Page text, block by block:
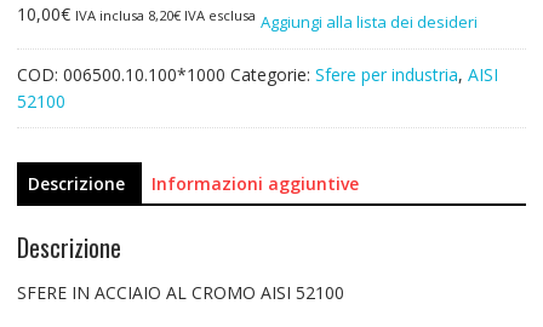
10,00€ IVA inclusa 8,20€IVA esclusa Aggiungi alla lista dei desideri
COD: 006500.10.100*1000 Categorie: Sfere per industria, AISI
52100
Descrizione Informazioni aggiuntive
Descrizione
SFERE IN ACCIAIO AL CROMO AISI 52100